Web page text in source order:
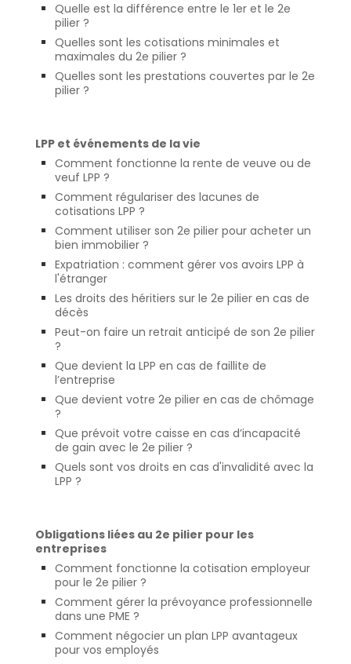
Quelle est la différence entre le 1er et le 2e
pilier ?
Quelles sont les cotisations minimales et
maximales du 2e pilier ?
Quelles sont les prestations couvertes par le 2e
pilier ?
LPP et événements de la vie
Comment fonctionne la rente de veuve ou de
veuf LPP ?
Comment régulariser des lacunes de
cotisations LPP ?
Comment utiliser son 2e pilier pour acheter un
bien immobilier ?
Expatriation : comment gérer vos avoirs LPP à
l'étranger
Les droits des héritiers sur le 2e pilier en cas de
décès
Peut-on faire un retrait anticipé de son 2e pilier
?
Que devient la LPP en cas de faillite de
l’entreprise
Que devient votre 2e pilier en cas de chômage
?
Que prévoit votre caisse en cas d’incapacité
de gain avec le 2e pilier ?
Quels sont vos droits en cas d'invalidité avec la
LPP ?
Obligations liées au 2e pilier pour les
entreprises
Comment fonctionne la cotisation employeur
pour le 2e pilier ?
Comment gérer la prévoyance professionnelle
dans une PME ?
Comment négocier un plan LPP avantageux
pour vos employés